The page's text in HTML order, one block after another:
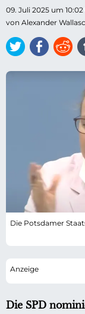
09. Juli 2025 um
von Alexander
Twitter
Die Potsdamer
Die SPD